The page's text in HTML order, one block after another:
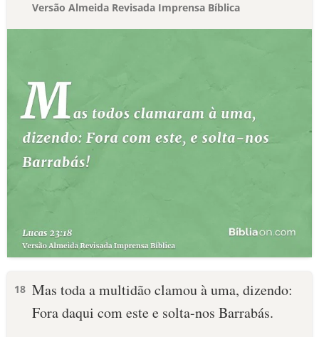
Versão Almeida Revisada Imprensa Bíblica
18 Mas toda a multidão clamou à uma, dizendo:
Fora daqui com este e solta-nos Barrabás.